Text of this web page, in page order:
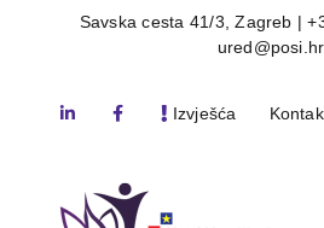
Savska cesta 41/3, Zagreb |
ured@posi.hr
Izvješća